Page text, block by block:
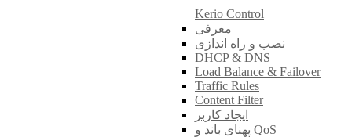
Kerio Control
معرفی
نصب و راه اندازی
DHCP & DNS
Load Balance & Failover
Traffic Rules
Content Filter
ایجاد کاربر
پهنای باند و QoS